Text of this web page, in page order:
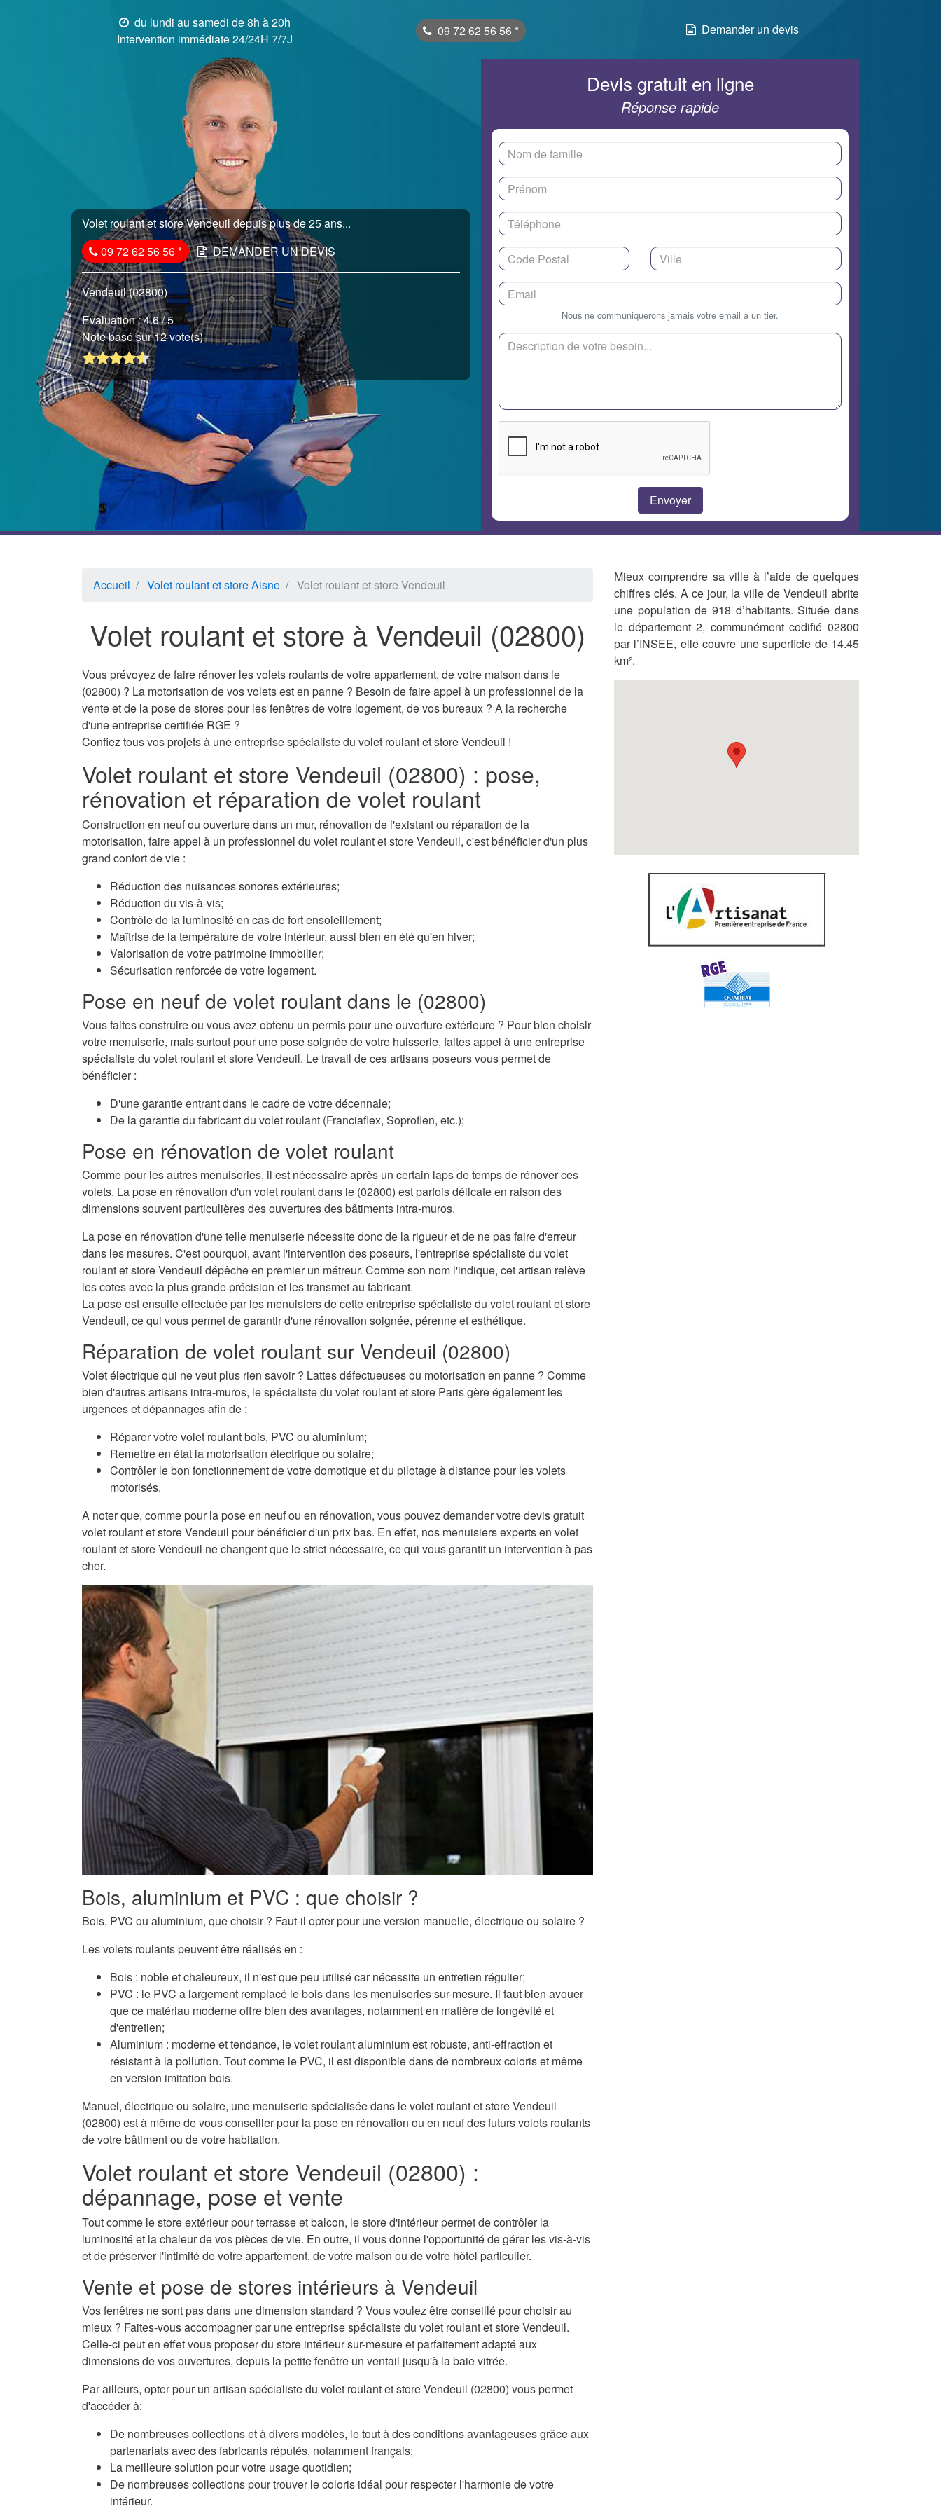
du lundi au samedi de 8h à 20h
Intervention immédiate 24/24H 7/7J
09 72 62 56 56 * Demander un devis
Volet roulant et store Vendeuil depuis plus de 25 ans...
09 72 62 56 56* DEMANDER UN DEVIS
Vendeuil (02800)
Evaluation :4.6/ 5
Note basé sur 12 vote(s)
Devis gratuit en ligne
Réponse rapide
Nous ne communiquerons jamais votre email à un tier.
Accueil Volet roulant et store Aisne Volet roulant et store Vendeuil
Volet roulant et store à Vendeuil (02800)
Vous prévoyez de faire rénover les volets roulants de votre appartement, de votre maison dans le
(02800) ? La motorisation de vos volets est en panne ? Besoin de faire appel à un professionnel de la
vente et de la pose de stores pour les fenêtres de votre logement, de vos bureaux ? A la recherche
d'une entreprise certifiée RGE ?
Confiez tous vos projets à une entreprise spécialiste du volet roulant et store Vendeuil !
Volet roulant et store Vendeuil (02800) : pose,
rénovation et réparation de volet roulant
Construction en neuf ou ouverture dans un mur, rénovation de l'existant ou réparation de la
motorisation, faire appel à un professionnel du volet roulant et store Vendeuil, c'est bénéficier d'un plus
grand confort de vie :
Réduction des nuisances sonores extérieures;
Réduction du vis-à-vis;
Contrôle de la luminosité en cas de fort ensoleillement;
Maîtrise de la température de votre intérieur, aussi bien en été qu'en hiver;
Valorisation de votre patrimoine immobilier;
Sécurisation renforcée de votre logement.
Pose en neuf de volet roulant dans le (02800)
Vous faites construire ou vous avez obtenu un permis pour une ouverture extérieure ? Pour bien choisir
votre menuiserie, mais surtout pour une pose soignée de votre huisserie, faites appel à une entreprise
spécialiste du volet roulant et store Vendeuil. Le travail de ces artisans poseurs vous permet de
bénéficier :
D'une garantie entrant dans le cadre de votre décennale;
De la garantie du fabricant du volet roulant (Franciaflex, Soproflen, etc.);
Pose en rénovation de volet roulant
Comme pour les autres menuiseries, il est nécessaire après un certain laps de temps de rénover ces
volets. La pose en rénovation d'un volet roulant dans le (02800) est parfois délicate en raison des
dimensions souvent particulières des ouvertures des bâtiments intra-muros.
La pose en rénovation d'une telle menuiserie nécessite donc de la rigueur et de ne pas faire d'erreur
dans les mesures. C'est pourquoi, avant l'intervention des poseurs, l'entreprise spécialiste du volet
roulant et store Vendeuil dépêche en premier un métreur. Comme son nom l'indique, cet artisan relève
les cotes avec la plus grande précision et les transmet au fabricant.
La pose est ensuite effectuée par les menuisiers de cette entreprise spécialiste du volet roulant et store
Vendeuil, ce qui vous permet de garantir d'une rénovation soignée, pérenne et esthétique.
Réparation de volet roulant sur Vendeuil (02800)
Volet électrique qui ne veut plus rien savoir ? Lattes défectueuses ou motorisation en panne ? Comme
bien d'autres artisans intra-muros, le spécialiste du volet roulant et store Paris gère également les
urgences et dépannages afin de :
Réparer votre volet roulant bois, PVC ou aluminium;
Remettre en état la motorisation électrique ou solaire;
Contrôler le bon fonctionnement de votre domotique et du pilotage à distance pour les volets
motorisés.
A noter que, comme pour la pose en neuf ou en rénovation, vous pouvez demander votre devis gratuit
volet roulant et store Vendeuil pour bénéficier d'un prix bas. En effet, nos menuisiers experts en volet
roulant et store Vendeuil ne changent que le strict nécessaire, ce qui vous garantit un intervention à pas
cher.
Bois, aluminium et PVC : que choisir ?
Bois, PVC ou aluminium, que choisir ? Faut-il opter pour une version manuelle, électrique ou solaire ?
Les volets roulants peuvent être réalisés en :
Bois : noble et chaleureux, il n'est que peu utilisé car nécessite un entretien régulier;
PVC : le PVC a largement remplacé le bois dans les menuiseries sur-mesure. Il faut bien avouer
que ce matériau moderne offre bien des avantages, notamment en matière de longévité et
d'entretien;
Aluminium : moderne et tendance, le volet roulant aluminium est robuste, anti-effraction et
résistant à la pollution. Tout comme le PVC, il est disponible dans de nombreux coloris et même
en version imitation bois.
Manuel, électrique ou solaire, une menuiserie spécialisée dans le volet roulant et store Vendeuil
(02800) est à même de vous conseiller pour la pose en rénovation ou en neuf des futurs volets roulants
de votre bâtiment ou de votre habitation.
Volet roulant et store Vendeuil (02800) :
dépannage, pose et vente
Tout comme le store extérieur pour terrasse et balcon, le store d'intérieur permet de contrôler la
luminosité et la chaleur de vos pièces de vie. En outre, il vous donne l'opportunité de gérer les vis-à-vis
et de préserver l'intimité de votre appartement, de votre maison ou de votre hôtel particulier.
Vente et pose de stores intérieurs à Vendeuil
Vos fenêtres ne sont pas dans une dimension standard ? Vous voulez être conseillé pour choisir au
mieux ? Faites-vous accompagner par une entreprise spécialiste du volet roulant et store Vendeuil.
Celle-ci peut en effet vous proposer du store intérieur sur-mesure et parfaitement adapté aux
dimensions de vos ouvertures, depuis la petite fenêtre un ventail jusqu'à la baie vitrée.
Par ailleurs, opter pour un artisan spécialiste du volet roulant et store Vendeuil (02800) vous permet
d'accéder à:
De nombreuses collections et à divers modèles, le tout à des conditions avantageuses grâce aux
partenariats avec des fabricants réputés, notamment français;
La meilleure solution pour votre usage quotidien;
De nombreuses collections pour trouver le coloris idéal pour respecter l'harmonie de votre
intérieur.
Mieux comprendre sa ville à l’aide de quelques
chiffres clés. A ce jour, la ville de Vendeuil abrite
une population de 918 d’habitants. Située dans
le département 2, communément codifié 02800
par l’INSEE, elle couvre une superficie de 14.45
km².